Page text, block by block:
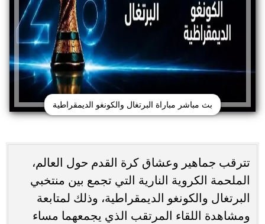
بث مباشر مباراة البرتغال والكونغو الديمقراطية
تترقب جماهير وعشاق كرة القدم حول العالم،
الملحمة الكروية النارية التي تجمع بين منتخبي
البرتغال والكونغو الديمقراطية، وذلك لمتابعة
ومشاهدة اللقاء المرتقب الذي يجمعهما مساء